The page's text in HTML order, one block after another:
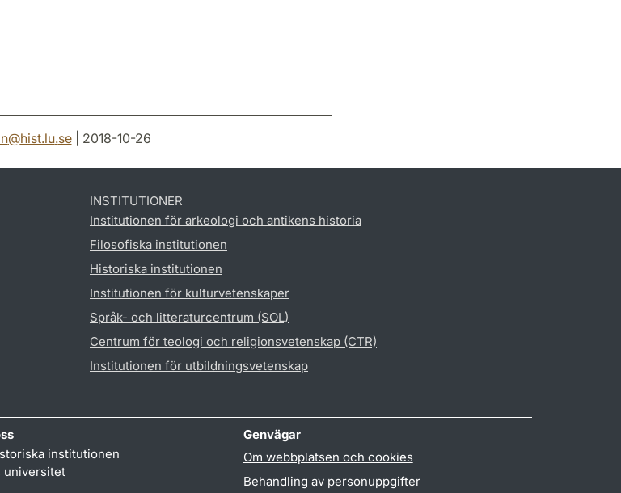
@hist.lu.se| 2018-10-26
INSTITUTIONER
Institutionen för arkeologi och antikens historia
Filosofiska institutionen
Historiska institutionen
Institutionen för kulturvetenskaper
Språk- och litteraturcentrum (SOL)
Centrum för teologi och religionsvetenskap (CTR)
Institutionen för utbildningsvetenskap
institutionen
universitet
Genvägar
Om webbplatsen och cookies
Behandling av personuppgifter